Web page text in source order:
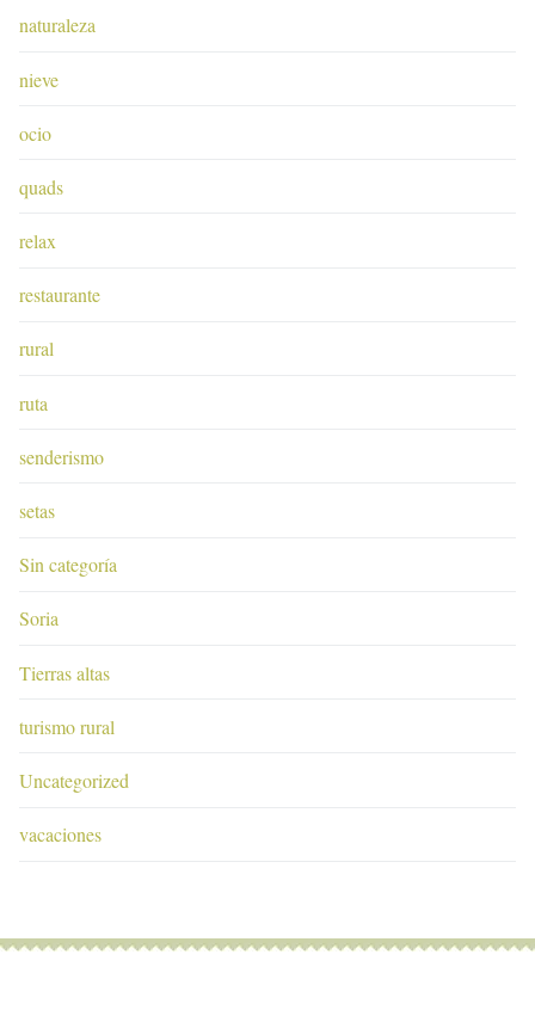
naturaleza
nieve
ocio
quads
relax
restaurante
rural
ruta
senderismo
setas
Sin categoría
Soria
Tierras altas
turismo rural
Uncategorized
vacaciones